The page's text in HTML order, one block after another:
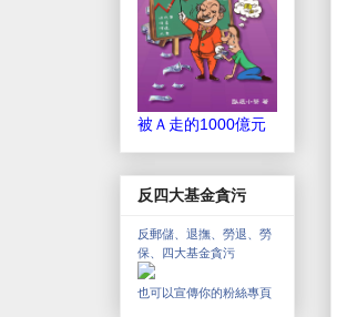
被Ａ走的1000億元
反四大基金貪污
反郵儲、退撫、勞退、勞
保、四大基金貪污
也可以宣傳你的粉絲專頁